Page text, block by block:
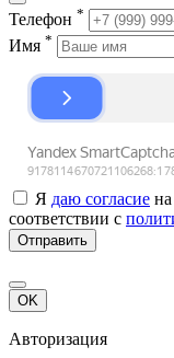
Телефон *
Имя *
Я даю согласие
соответствии с
Отправить
OK
Авторизация